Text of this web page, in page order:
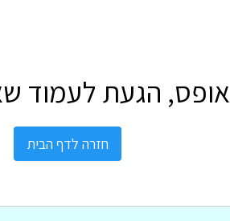
אופס, הגעת לעמוד
חזרה לדף הבית